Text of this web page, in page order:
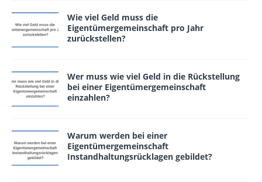
Wie viel Geld muss die
Eigentümergemeinschaft pro Jahr
zurückstellen?
Wer muss wie viel Geld in die Rückstellung
bei einer Eigentümergemeinschaft
einzahlen?
Warum werden bei einer
Eigentümergemeinschaft
Instandhaltungsrücklagen gebildet?